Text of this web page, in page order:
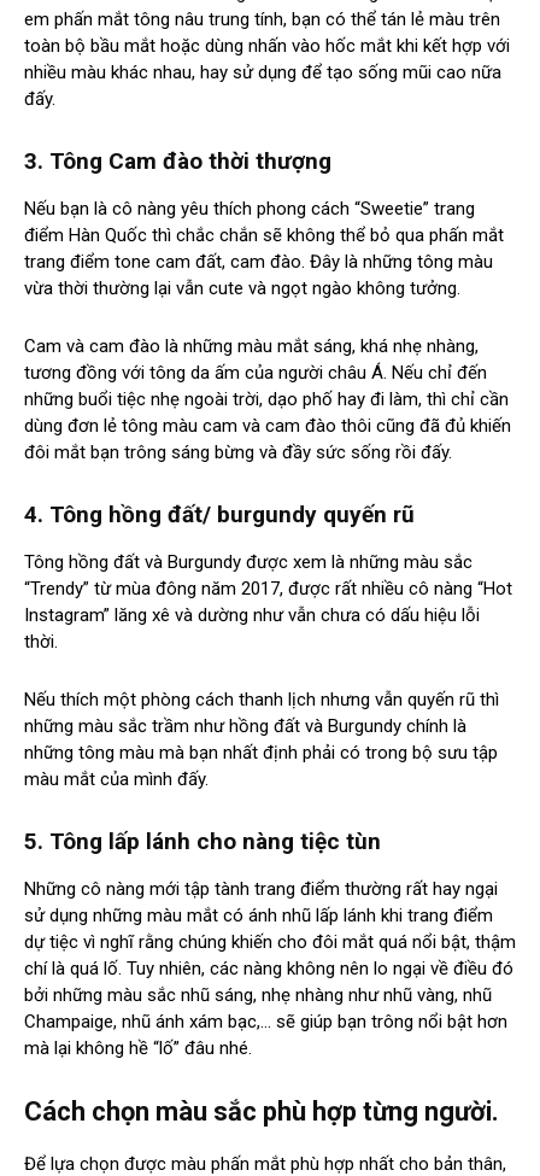
em phấn mắt tông nâu trung tính, bạn có thể tán lẻ màu trên
toàn bộ bầu mắt hoặc dùng nhấn vào hốc mắt khi kết hợp với
nhiều màu khác nhau, hay sử dụng để tạo sống mũi cao nữa
đấy.
3. Tông Cam đào thời thượng
Nếu bạn là cô nàng yêu thích phong cách “Sweetie” trang
điểm Hàn Quốc thì chắc chắn sẽ không thể bỏ qua phấn mắt
trang điểm tone cam đất, cam đào. Đây là những tông màu
vừa thời thường lại vẫn cute và ngọt ngào không tưởng.
Cam và cam đào là những màu mắt sáng, khá nhẹ nhàng,
tương đồng với tông da ấm của người châu Á. Nếu chỉ đến
những buổi tiệc nhẹ ngoài trời, dạo phố hay đi làm, thì chỉ cần
dùng đơn lẻ tông màu cam và cam đào thôi cũng đã đủ khiến
đôi mắt bạn trông sáng bừng và đầy sức sống rồi đấy.
4. Tông hồng đất/ burgundy quyến rũ
Tông hồng đất và Burgundy được xem là những màu sắc
“Trendy” từ mùa đông năm 2017, được rất nhiều cô nàng “Hot
Instagram” lăng xê và dường như vẫn chưa có dấu hiệu lỗi
thời.
Nếu thích một phòng cách thanh lịch nhưng vẫn quyến rũ thì
những màu sắc trầm như hồng đất và Burgundy chính là
những tông màu mà bạn nhất định phải có trong bộ sưu tập
màu mắt của mình đấy.
5. Tông lấp lánh cho nàng tiệc tùn
Những cô nàng mới tập tành trang điểm thường rất hay ngại
sử dụng những màu mắt có ánh nhũ lấp lánh khi trang điểm
dự tiệc vì nghĩ rằng chúng khiến cho đôi mắt quá nổi bật, thậm
chí là quá lố. Tuy nhiên, các nàng không nên lo ngại về điều đó
bởi những màu sắc nhũ sáng, nhẹ nhàng như nhũ vàng, nhũ
Champaige, nhũ ánh xám bạc,… sẽ giúp bạn trông nổi bật hơn
mà lại không hề “lố” đâu nhé.
Cách chọn màu sắc phù hợp từng người.
Để lựa chọn được màu phấn mắt phù hợp nhất cho bản thân,